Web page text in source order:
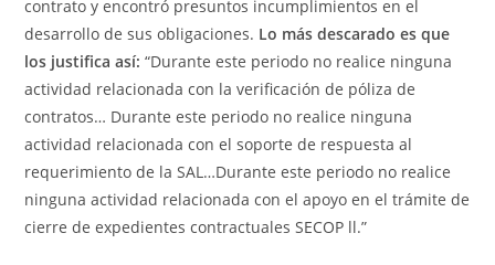
contrato y encontró presuntos incumplimientos en el
desarrollo de sus obligaciones. Lo más descarado es que
los justifica así: “Durante este periodo no realice ninguna
actividad relacionada con la verificación de póliza de
contratos… Durante este periodo no realice ninguna
actividad relacionada con el soporte de respuesta al
requerimiento de la SAL…Durante este periodo no realice
ninguna actividad relacionada con el apoyo en el trámite de
cierre de expedientes contractuales SECOP ll.”